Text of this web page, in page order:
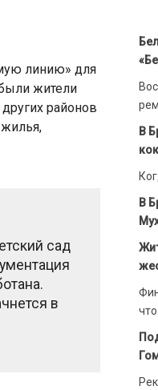
линию» для
жители
районов
сад
в
В
В